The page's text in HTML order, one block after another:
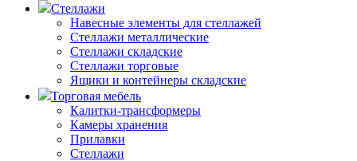
Стеллажи
Навесные элементы для стеллажей
Стеллажи металлические
Стеллажи складские
Стеллажи торговые
Ящики и контейнеры складские
Торговая мебель
Калитки-трансформеры
Камеры хранения
Прилавки
Стеллажи